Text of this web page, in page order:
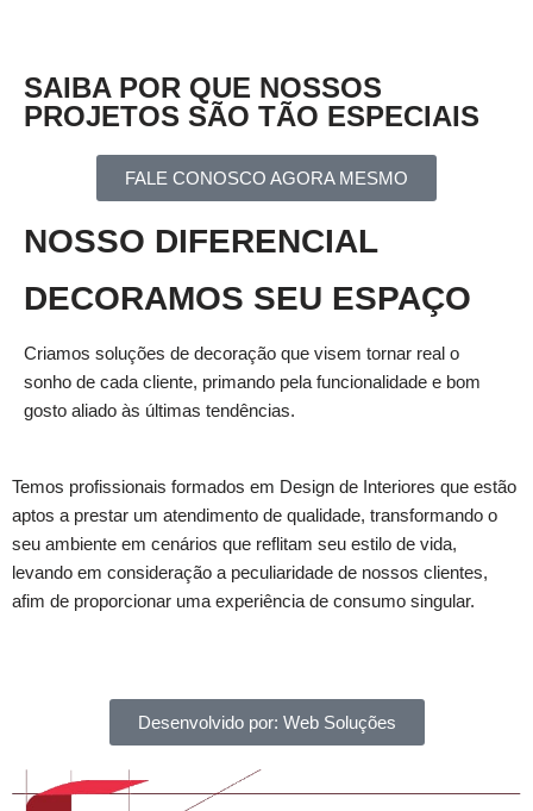
SAIBA POR QUE NOSSOS
PROJETOS SÃO TÃO ESPECIAIS
FALE CONOSCO AGORA MESMO
NOSSO DIFERENCIAL
DECORAMOS SEU ESPAÇO
Criamos soluções de decoração que visem tornar real o
sonho de cada cliente, primando pela funcionalidade e bom
gosto aliado às últimas tendências.
Temos profissionais formados em Design de Interiores que estão
aptos a prestar um atendimento de qualidade, transformando o
seu ambiente em cenários que reflitam seu estilo de vida,
levando em consideração a peculiaridade de nossos clientes,
afim de proporcionar uma experiência de consumo singular.
Desenvolvido por: Web Soluções